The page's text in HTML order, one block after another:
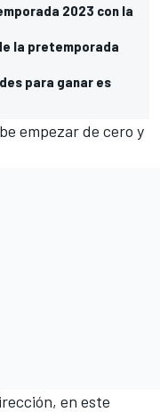
2023 con la
la pretemporada
para ganar es
empezar de cero y
en este